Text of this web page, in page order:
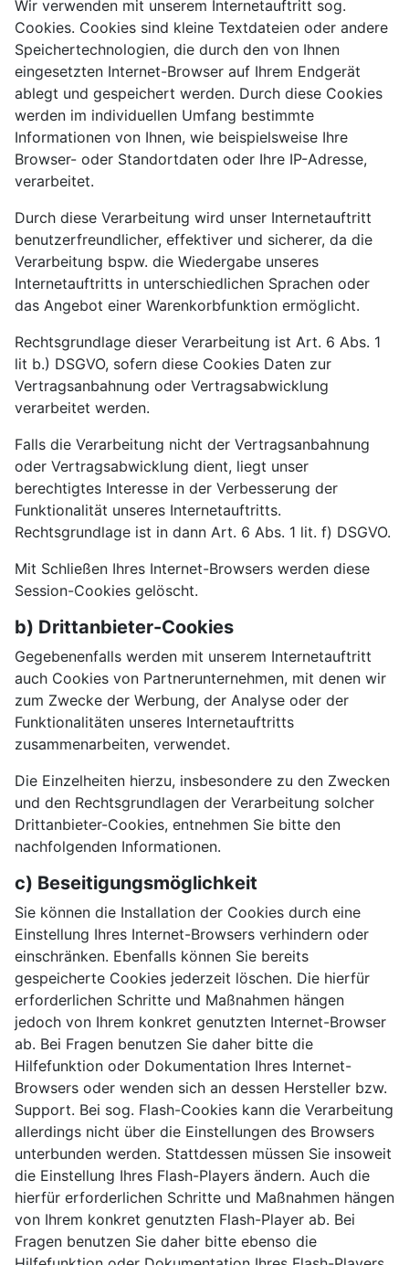
Wir verwenden mit unserem Internetauftritt sog.
Cookies. Cookies sind kleine Textdateien oder andere
Speichertechnologien, die durch den von Ihnen
eingesetzten Internet-Browser auf Ihrem Endgerät
ablegt und gespeichert werden. Durch diese Cookies
werden im individuellen Umfang bestimmte
Informationen von Ihnen, wie beispielsweise Ihre
Browser- oder Standortdaten oder Ihre IP-Adresse,
verarbeitet.
Durch diese Verarbeitung wird unser Internetauftritt
benutzerfreundlicher, effektiver und sicherer, da die
Verarbeitung bspw. die Wiedergabe unseres
Internetauftritts in unterschiedlichen Sprachen oder
das Angebot einer Warenkorbfunktion ermöglicht.
Rechtsgrundlage dieser Verarbeitung ist Art. 6 Abs. 1
lit b.) DSGVO, sofern diese Cookies Daten zur
Vertragsanbahnung oder Vertragsabwicklung
verarbeitet werden.
Falls die Verarbeitung nicht der Vertragsanbahnung
oder Vertragsabwicklung dient, liegt unser
berechtigtes Interesse in der Verbesserung der
Funktionalität unseres Internetauftritts.
Rechtsgrundlage ist in dann Art. 6 Abs. 1 lit. f) DSGVO.
Mit Schließen Ihres Internet-Browsers werden diese
Session-Cookies gelöscht.
b) Drittanbieter-Cookies
Gegebenenfalls werden mit unserem Internetauftritt
auch Cookies von Partnerunternehmen, mit denen wir
zum Zwecke der Werbung, der Analyse oder der
Funktionalitäten unseres Internetauftritts
zusammenarbeiten, verwendet.
Die Einzelheiten hierzu, insbesondere zu den Zwecken
und den Rechtsgrundlagen der Verarbeitung solcher
Drittanbieter-Cookies, entnehmen Sie bitte den
nachfolgenden Informationen.
c) Beseitigungsmöglichkeit
Sie können die Installation der Cookies durch eine
Einstellung Ihres Internet-Browsers verhindern oder
einschränken. Ebenfalls können Sie bereits
gespeicherte Cookies jederzeit löschen. Die hierfür
erforderlichen Schritte und Maßnahmen hängen
jedoch von Ihrem konkret genutzten Internet-Browser
ab. Bei Fragen benutzen Sie daher bitte die
Hilfefunktion oder Dokumentation Ihres Internet-
Browsers oder wenden sich an dessen Hersteller bzw.
Support. Bei sog. Flash-Cookies kann die Verarbeitung
allerdings nicht über die Einstellungen des Browsers
unterbunden werden. Stattdessen müssen Sie insoweit
die Einstellung Ihres Flash-Players ändern. Auch die
hierfür erforderlichen Schritte und Maßnahmen hängen
von Ihrem konkret genutzten Flash-Player ab. Bei
Fragen benutzen Sie daher bitte ebenso die